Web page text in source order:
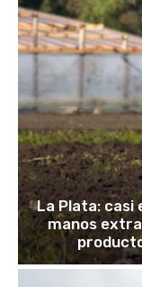
La Plata: casi
manos